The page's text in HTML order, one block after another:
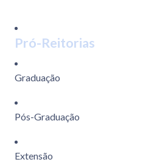
Pró-Reitorias
Graduação
Pós-Graduação
Extensão